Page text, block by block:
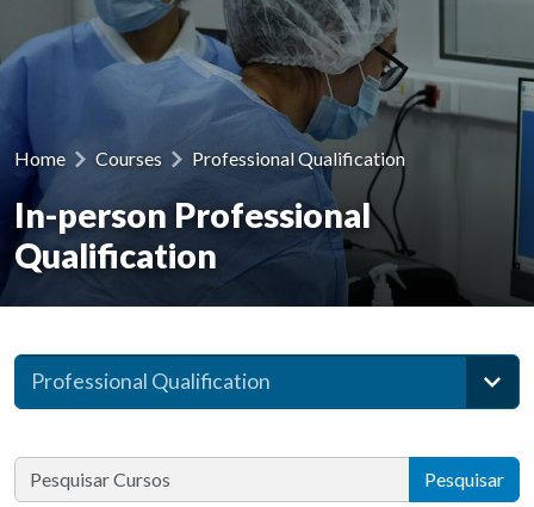
Home Courses Professional Qualification
In-person Professional
Qualification
Professional Qualification
Pesquisar